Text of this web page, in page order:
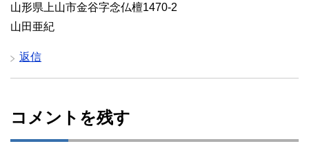
山形県上山市金谷字念仏檀1470-2
山田亜紀
返信
コメントを残す